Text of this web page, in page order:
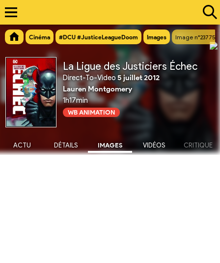
Cinéma #DCU #JusticeLeagueDoom Images Image n°23775
La Ligue des Justiciers Échec
Direct-To-Video 5 juillet 2012
Lauren Montgomery
1h17min
WB ANIMATION
ACTU DÉTAILS IMAGES VIDÉOS CRITIQUE